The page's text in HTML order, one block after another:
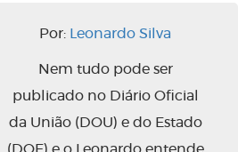
Por: Leonardo Silva
Nem tudo pode ser
publicado no Diário Oficial
da União (DOU) e do Estado
(DOE) e o Leonardo entende